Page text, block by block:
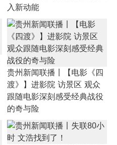
入新动能
贵州新闻联播丨【电影《四
渡》】进影院 访景区 观众
跟随电影深刻感受经典战役
的奇与险